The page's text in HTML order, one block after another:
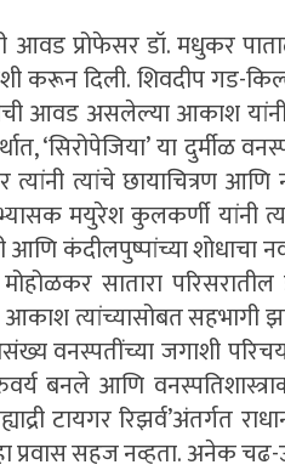
आवड प्रोफेसर डॉ. मधुकर
करून दिली. शिवदीप गड-
आवड असलेल्या आकाश यांनी
‘सिरोपेजिया’ या दुर्मीळ
त्यांचे छायाचित्रण आणि
मयुरेश कुलकर्णी यांनी
आणि कंदीलपुष्पांच्या शोधाचा
सातारा परिसरातील
आकाश त्यांच्यासोबत सहभागी
वनस्पतींच्या जगाशी
बनले आणि
टायगर रिझर्व’अंतर्गत
प्रवास सहज नव्हता. अनेक